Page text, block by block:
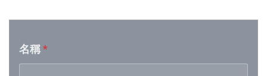
Week 25│2026-6-20
Week 24│2026-6-12
名稱*